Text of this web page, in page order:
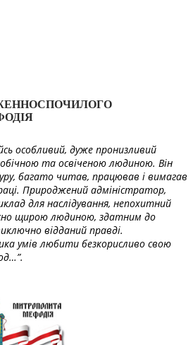
особливий, дуже пронизливий
та освіченою людиною. Він
багато читав, працював і вимагав
Природжений адміністратор,
для наслідування, непохитний
щирою людиною, здатним до
відданий правді.
умів любити безкорисливо свою